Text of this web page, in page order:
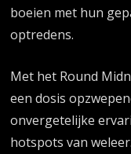
boeien met hun
optredens.
Met het Round
een dosis
onvergetelijke
hotspots van